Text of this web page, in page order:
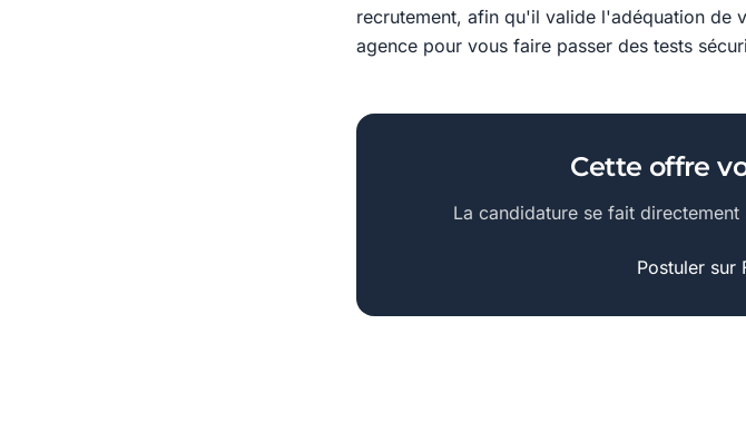
recrutement, afin qu'il valide l'adéquation de
agence pour vous faire passer des tests
Cette offre
La candidature se fait
Postuler sur